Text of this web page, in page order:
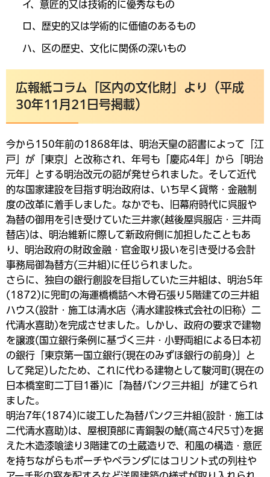
イ、意匠的又は技術的に優秀なもの
ロ、歴史的又は学術的に価値のあるもの
ハ、区の歴史、文化に関係の深いもの
広報紙コラム「区内の文化財」より（平成
30年11月21日号掲載）
今から150年前の1868年は、明治天皇の詔書によって「江
戸」が「東京」と改称され、年号も「慶応4年」から「明治
元年」とする明治改元の詔が発せられました。そして近代
的な国家建設を目指す明治政府は、いち早く貨幣・金融制
度の改革に着手しました。なかでも、旧幕府時代に呉服や
為替の御用を引き受けていた三井家(越後屋呉服店・三井両
替店)は、明治維新に際して新政府側に加担したこともあ
り、明治政府の財政金融・官金取り扱いを引き受ける会計
事務局御為替方(三井組)に任じられました。
さらに、独自の銀行創設を目指していた三井組は、明治5年
(1872)に兜町の海運橋橋詰へ木骨石張り5階建ての三井組
ハウス(設計・施工は清水店〈清水建設株式会社の旧称〉二
代清水喜助)を完成させました。しかし、政府の要求で建物
を譲渡(国立銀行条例に基づく三井・小野両組による日本初
の銀行「東京第一国立銀行(現在のみずほ銀行の前身)」と
して発足)したため、これに代わる建物として駿河町(現在の
日本橋室町二丁目1番)に「為替バンク三井組」が建てられ
ました。
明治7年(1874)に竣工した為替バンク三井組(設計・施工は
二代清水喜助)は、屋根頂部に青銅製の鯱(高さ4尺5寸)を据
えた木造漆喰塗り3階建ての土蔵造りで、和風の構造・意匠
を持ちながらもポーチやベランダにはコリント式の列柱や